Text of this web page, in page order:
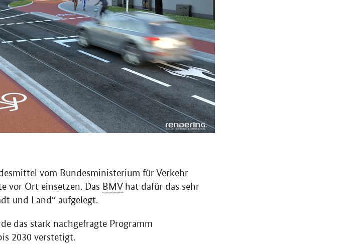
vom Bundesministerium für Verkehr
vor Ort einsetzen. Das BMVhat dafür das sehr
und Land“ aufgelegt.
das stark nachgefragte Programm
2030 verstetigt.